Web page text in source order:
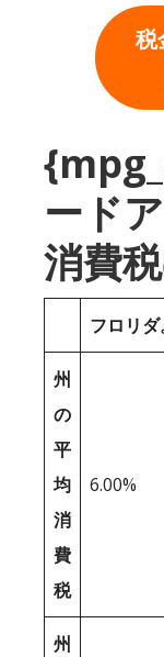
税
ード
消費
フロリダ
州
の
平
均
消
費
税
6.00%
州